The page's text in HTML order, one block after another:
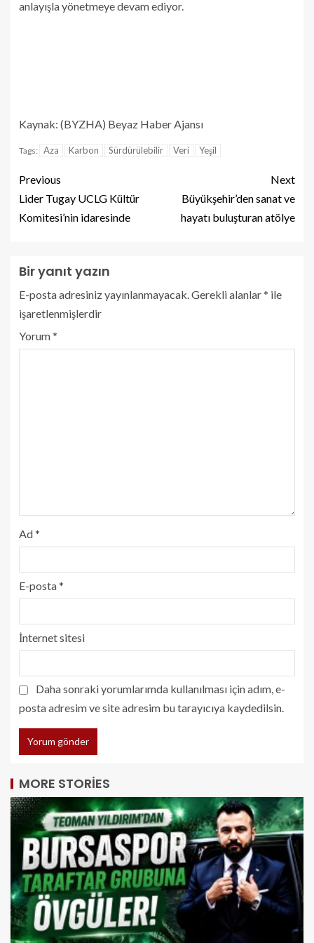
anlayışla yönetmeye devam ediyor.
Kaynak: (BYZHA) Beyaz Haber Ajansı
Tags: Aza Karbon Sürdürülebilir Veri Yeşil
Previous
Lider Tugay UCLG Kültür
Komitesi’nin idaresinde
Next
Büyükşehir’den sanat ve
hayatı buluşturan atölye
Bir yanıt yazın
E-posta adresiniz yayınlanmayacak. Gerekli alanlar* ile
işaretlenmişlerdir
Yorum*
Ad*
E-posta*
İnternet sitesi
Daha sonraki yorumlarımda kullanılması için adım, e-
posta adresim ve site adresim bu tarayıcıya kaydedilsin.
MORE STORIES